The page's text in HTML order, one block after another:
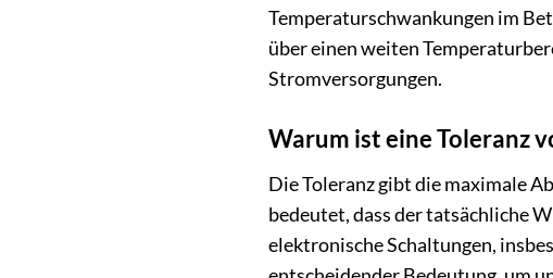
Temperaturschwankungen im
über einen weiten
Stromversorgungen.
Warum ist eine Toleranz
Die Toleranz gibt die maximale
bedeutet, dass der tatsächliche
elektronische Schaltungen,